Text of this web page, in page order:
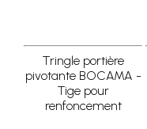
Tringle portière
pivotante BOCAMA -
Tige pour
renfoncement